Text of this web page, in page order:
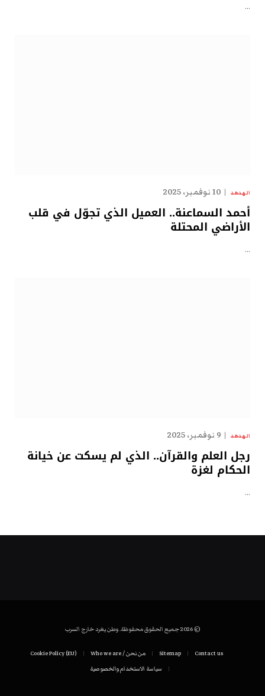
…
الهدهد 10 نوفمبر، 2025
أحمد السماعنة.. العميل الذي تجوّل في قلب
الأراضي المحتلة
…
الهدهد 9 نوفمبر، 2025
رجل العلم والقرآن.. الذي لم يسكت عن خيانة
الحكام لغزة
…
© 2026 جميع الحقوق محفوظة. وطن يغرد خارج السرب
Contact us
Sitemap من نحن / Who we are
Cookie Policy (EU)
سياسة الاستخدام والخصوصية